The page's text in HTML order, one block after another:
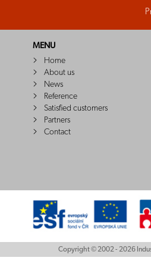
MENU
Home
About us
News
Reference
Satisfied customers
Partners
Contact
Copyright © 2002 - 2026